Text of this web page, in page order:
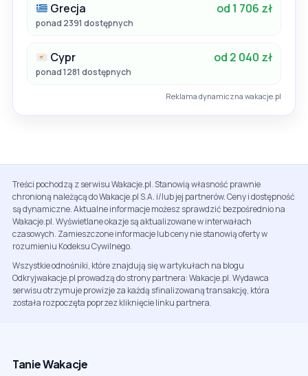
Grecja od 1 706 zł
ponad 2391 dostępnych
Cypr od 2 040 zł
ponad 1281 dostępnych
Reklama dynamiczna wakacje.pl
Treści pochodzą z serwisu Wakacje.pl. Stanowią własność prawnie
chronioną należącą do Wakacje.pl S.A. i/lub jej partnerów. Ceny i dostępność
są dynamiczne. Aktualne informacje możesz sprawdzić bezpośrednio na
Wakacje.pl. Wyświetlane okazje są aktualizowane w interwałach
czasowych. Zamieszczone informacje lub ceny nie stanowią oferty w
rozumieniu Kodeksu Cywilnego.
Wszystkie odnośniki, które znajdują się w artykułach na blogu
Odkryjwakacje.pl prowadzą do strony partnera: Wakacje.pl. Wydawca
serwisu otrzymuje prowizje za każdą sfinalizowaną transakcję, która
została rozpoczęta poprzez kliknięcie linku partnera.
Tanie Wakacje